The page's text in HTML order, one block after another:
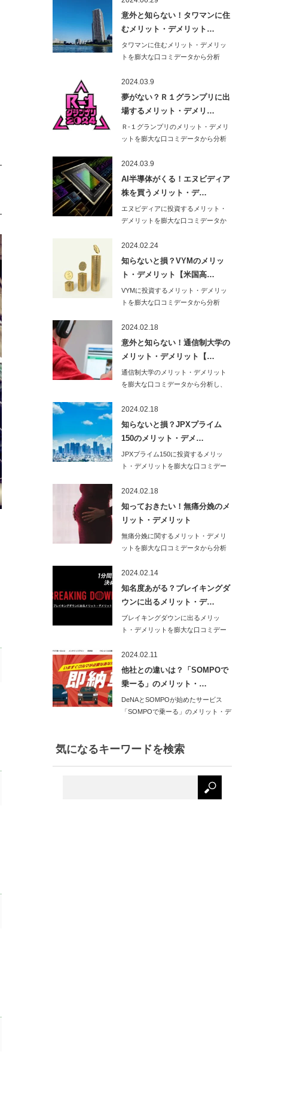
意外と知らない！タワマンに住
むメリット・デメリット…
タワマンに住むメリット・デメリッ
トを膨大な口コミデータから分析
2024.03.9
夢がない？Ｒ１グランプリに出
場するメリット・デメリ…
Ｒ-１グランプリのメリット・デメリ
ットを膨大な口コミデータから分析
2024.03.9
AI半導体がくる！エヌビディア
株を買うメリット・デ…
エヌビディアに投資するメリット・
デメリットを膨大な口コミデータか
2024.02.24
知らないと損？VYMのメリッ
ト・デメリット【米国高…
VYMに投資するメリット・デメリッ
トを膨大な口コミデータから分析
2024.02.18
意外と知らない！通信制大学の
メリット・デメリット【…
通信制大学のメリット・デメリット
を膨大な口コミデータから分析し、
2024.02.18
知らないと損？JPXプライム
150のメリット・デメ…
JPXプライム150に投資するメリッ
ト・デメリットを膨大な口コミデー
2024.02.18
知っておきたい！無痛分娩のメ
リット・デメリット
無痛分娩に関するメリット・デメリ
ットを膨大な口コミデータから分析
2024.02.14
知名度あがる？ブレイキングダ
ウンに出るメリット・デ…
ブレイキングダウンに出るメリッ
ト・デメリットを膨大な口コミデー
2024.02.11
他社との違いは？「SOMPOで
乗ーる」のメリット・…
DeNAとSOMPOが始めたサービス
「SOMPOで乗ーる」のメリット・デ
気になるキーワードを検索